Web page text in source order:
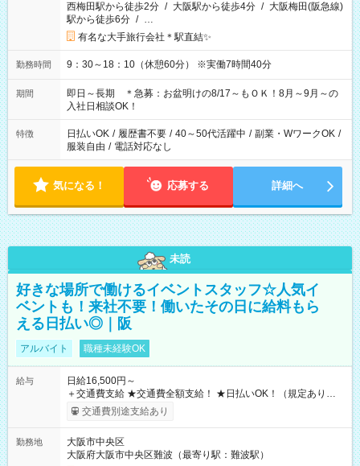
西梅田駅から徒歩2分 / 大阪駅から徒歩4分 / 大阪梅田(阪急線)
駅から徒歩6分 / …
有名な大手旅行会社＊駅直結✨
勤務時間 9：30～18：10（休憩60分） ※実働7時間40分
期間
即日～長期 ＊急募：お盆明けの8/17～もＯＫ！8月～9月～の
入社日相談OK！
特徴 日払いOK / 履歴書不要 / 40～50代活躍中 / 副業・WワークOK /
服装自由 / 電話対応なし
気になる！ 応募する 詳細へ
未読
好きな場所で働けるイベントスタッフ☆人気イ
ベントも！来社不要！働いたその日に給料もら
える日払い◎｜阪
アルバイト 職種未経験OK
給与
日給16,500円～
＋交通費支給 ★交通費全額支給！ ★日払いOK！（規定あり） ┗
働いたその日に現金GET♪ お仕事後はコンビニATMから 日払
交通費別途支給あり
勤務地
大阪市中央区
大阪府大阪市中央区難波（最寄り駅：難波駅）